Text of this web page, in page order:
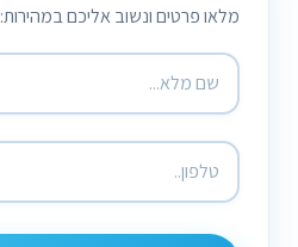
מלאו פרטים ונשוב אליכם במהירות: